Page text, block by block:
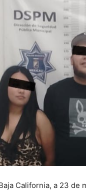
California, a 23 de